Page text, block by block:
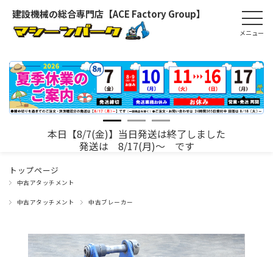
建設機械の総合専門店【ACE Factory Group】
本日【8/7(金)】当日発送は終了しました
発送は 8/17(月)～ です
トップページ
中古アタッチメント
中古アタッチメント 中古ブレーカー